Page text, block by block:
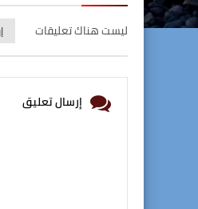
ليست هناك تعليقات
إرسال تعليق